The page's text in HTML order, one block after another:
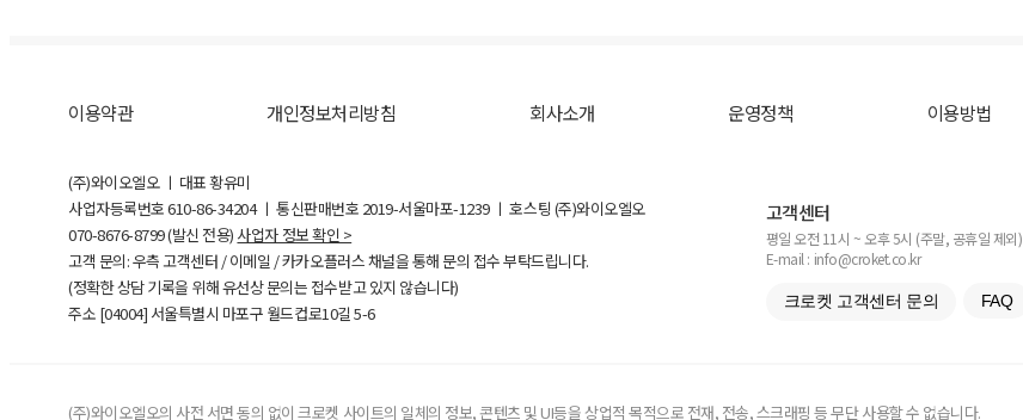
이용약관 개인정보처리방침 회사소개 운영정책 이용방법
(주)와이오엘오 ㅣ 대표 황유미
사업자등록번호610-86-34204ㅣ 통신판매번호 2019-서울마포-1239 ㅣ 호스팅 (주)와이오엘오
070-8676-8799 (발신 전용) 사업자 정보 확인 >
고객 문의: 우측 고객센터 / 이메일 / 카카오플러스 채널을 통해 문의 접수 부탁드립니다.
(정확한 상담 기록을 위해 유선상 문의는 접수받고 있지 않습니다)
주소 [04004] 서울특별시 마포구 월드컵로10길5-6
고객센터
평일 오전 11시 ~ 오후 5시 (주말, 공휴일 제외)
E-mail : info@croket.co.kr
크로켓 고객센터 문의 FAQ
(주)와이오엘오의 사전 서면 동의 없이 크로켓 사이트의 일체의 정보, 콘텐츠 및 UI등을 상업적 목적으로 전재, 전송, 스크래핑 등 무단 사용할 수 없습니다.